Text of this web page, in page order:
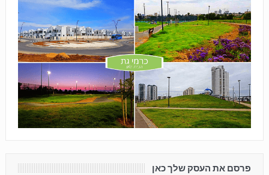
פרסם את העסק שלך כאן